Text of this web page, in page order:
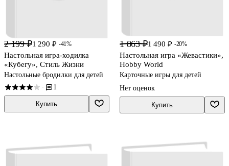
2 199 ₽1 290 ₽ -41%
Настольная игра-ходилка
«Кубегу», Стиль Жизни
Настольные бродилки для детей
· 1
Купить
1 863 ₽1 490 ₽ -20%
Настольная игра «Жевастики»,
Hobby World
Карточные игры для детей
Нет оценок
Купить